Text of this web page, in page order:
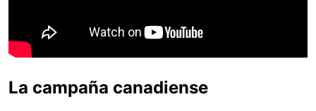
La campaña canadiense